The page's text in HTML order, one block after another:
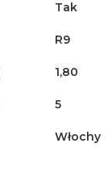
Tak
R9
1,80
5
Włochy